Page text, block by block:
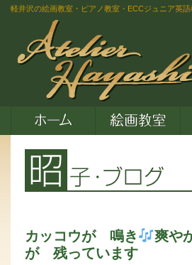
軽井沢の絵画教室・ピアノ教室・ECCジュニア英語
カッコウが 鳴き 爽や
が 残っています